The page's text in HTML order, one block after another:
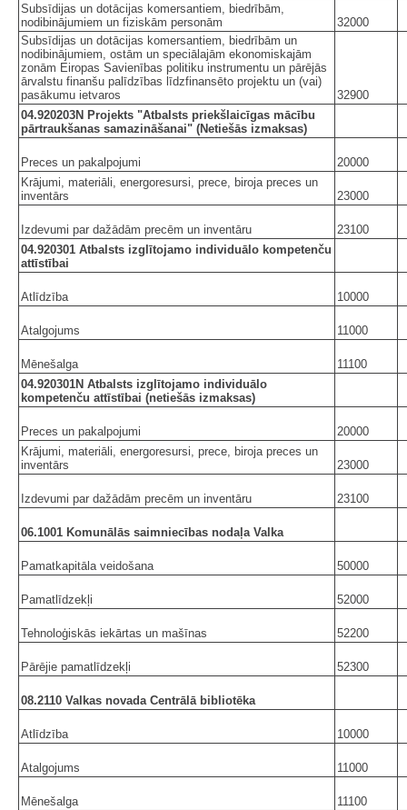
Subsīdijas un dotācijas komersantiem, biedrībām,
nodibinājumiem un fiziskām personām
32000
Subsīdijas un dotācijas komersantiem, biedrībām un
nodibinājumiem, ostām un speciālajām ekonomiskajām
zonām Eiropas Savienības politiku instrumentu un pārējās
ārvalstu finanšu palīdzības līdzfinansēto projektu un (vai)
pasākumu ietvaros
32900
04.920203N Projekts "Atbalsts priekšlaicīgas mācību
pārtraukšanas samazināšanai" (Netiešās izmaksas)
Preces un pakalpojumi
20000
Krājumi, materiāli, energoresursi, prece, biroja preces un
inventārs
23000
Izdevumi par dažādām precēm un inventāru
23100
04.920301 Atbalsts izglītojamo individuālo kompetenču
attīstībai
Atlīdzība 10000
Atalgojums 11000
Mēnešalga
11100
04.920301N Atbalsts izglītojamo individuālo
kompetenču attīstībai (netiešās izmaksas)
Preces un pakalpojumi
20000
Krājumi, materiāli, energoresursi, prece, biroja preces un
inventārs
23000
Izdevumi par dažādām precēm un inventāru 23100
06.1001 Komunālās saimniecības nodaļa Valka
Pamatkapitāla veidošana 50000
Pamatlīdzekļi 52000
Tehnoloģiskās iekārtas un mašīnas 52200
Pārējie pamatlīdzekļi 52300
08.2110 Valkas novada Centrālā bibliotēka
Atlīdzība 10000
Atalgojums 11000
Mēnešalga 11100